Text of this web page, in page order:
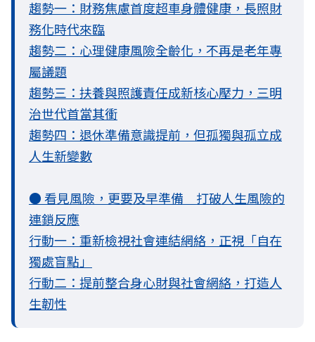
趨勢一：財務焦慮首度超車身體健康，長照財
務化時代來臨
趨勢二：心理健康風險全齡化，不再是老年專
屬議題
趨勢三：扶養與照護責任成新核心壓力，三明
治世代首當其衝
趨勢四：退休準備意識提前，但孤獨與孤立成
人生新變數
● 看見風險，更要及早準備 打破人生風險的
連鎖反應
行動一：重新檢視社會連結網絡，正視「自在
獨處盲點」
行動二：提前整合身心財與社會網絡，打造人
生韌性